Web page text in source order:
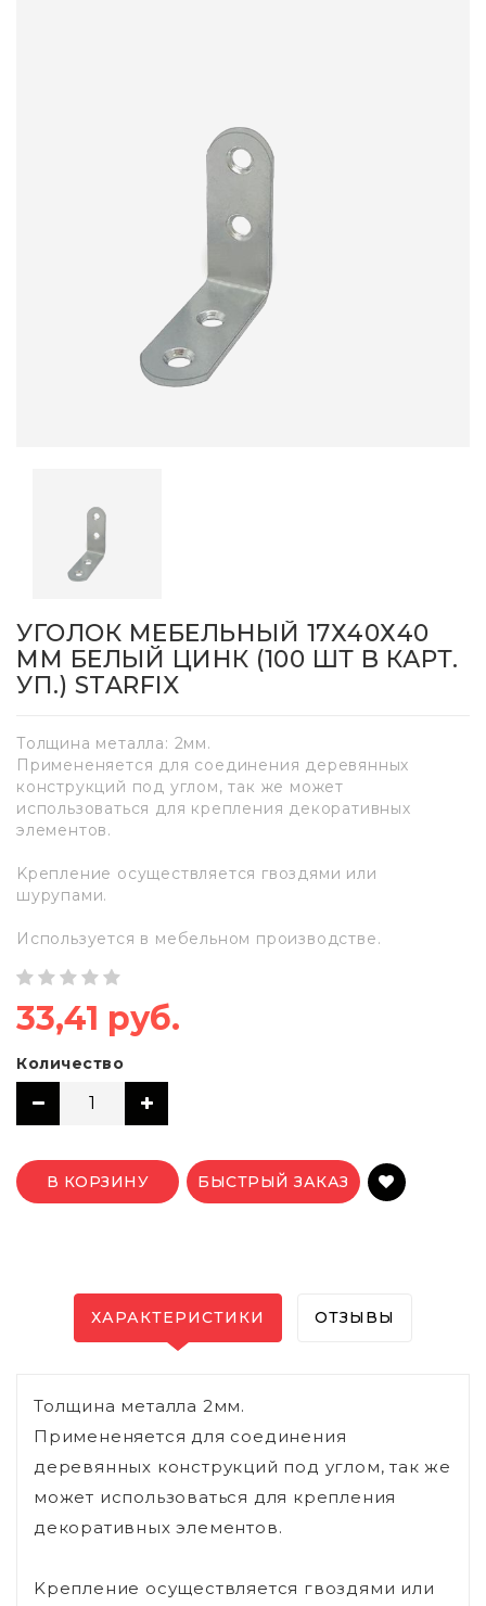
УГОЛОК МЕБЕЛЬНЫЙ 17Х40Х40
ММ БЕЛЫЙ ЦИНК (100 ШТ В КАРТ.
УП.) STARFIX
Толщина металла: 2мм.
Примененяется для соединения деревянных
конструкций под углом, так же может
использоваться для крепления декоративных
элементов.
Kрепление осуществляется гвоздями или
шурупами.
Используется в мебельном производстве.
33,41 руб.
Количество
В КОРЗИНУ БЫСТРЫЙ ЗАКАЗ
ХАРАКТЕРИСТИКИ ОТЗЫВЫ
Толщина металла 2мм.
Примененяется для соединения
деревянных конструкций под углом, так же
может использоваться для крепления
декоративных элементов.
Kрепление осуществляется гвоздями или